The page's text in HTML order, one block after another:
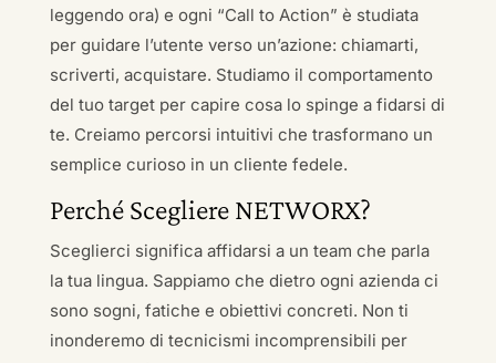
leggendo ora) e ogni “Call to Action” è studiata
per guidare l’utente verso un’azione: chiamarti,
scriverti, acquistare. Studiamo il comportamento
del tuo target per capire cosa lo spinge a fidarsi di
te. Creiamo percorsi intuitivi che trasformano un
semplice curioso in un cliente fedele.
Perché Scegliere NETWORX?
Sceglierci significa affidarsi a un team che parla
la tua lingua. Sappiamo che dietro ogni azienda ci
sono sogni, fatiche e obiettivi concreti. Non ti
inonderemo di tecnicismi incomprensibili per